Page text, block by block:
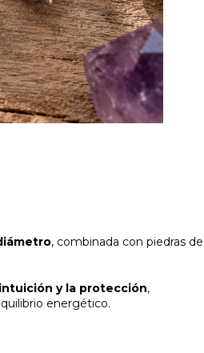
, combinada con piedras de
y la protección,
energético.